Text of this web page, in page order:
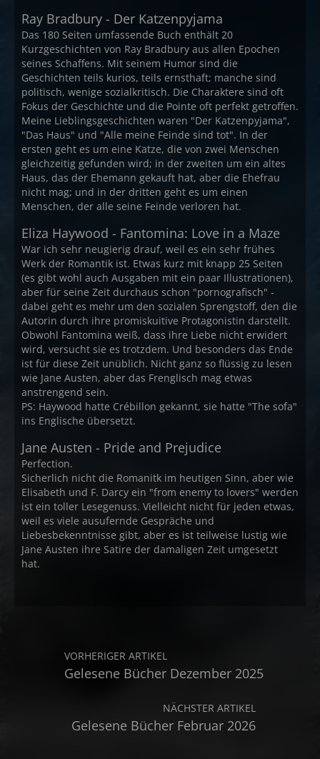
Ray Bradbury - Der Katzenpyjama
Das 180 Seiten umfassende Buch enthält 20
Kurzgeschichten von Ray Bradbury aus allen Epochen
seines Schaffens. Mit seinem Humor sind die
Geschichten teils kurios, teils ernsthaft; manche sind
politisch, wenige sozialkritisch. Die Charaktere sind oft
Fokus der Geschichte und die Pointe oft perfekt getroffen.
Meine Lieblingsgeschichten waren "Der Katzenpyjama",
"Das Haus" und "Alle meine Feinde sind tot". In der
ersten geht es um eine Katze, die von zwei Menschen
gleichzeitig gefunden wird; in der zweiten um ein altes
Haus, das der Ehemann gekauft hat, aber die Ehefrau
nicht mag; und in der dritten geht es um einen
Menschen, der alle seine Feinde verloren hat.
Eliza Haywood - Fantomina: Love in a Maze
War ich sehr neugierig drauf, weil es ein sehr frühes
Werk der Romantik ist. Etwas kurz mit knapp 25 Seiten
(es gibt wohl auch Ausgaben mit ein paar Illustrationen),
aber für seine Zeit durchaus schon "pornografisch" -
dabei geht es mehr um den sozialen Sprengstoff, den die
Autorin durch ihre promiskuitive Protagonistin darstellt.
Obwohl Fantomina weiß, dass ihre Liebe nicht erwidert
wird, versucht sie es trotzdem. Und besonders das Ende
ist für diese Zeit unüblich. Nicht ganz so flüssig zu lesen
wie Jane Austen, aber das Frenglisch mag etwas
anstrengend sein.
PS: Haywood hatte Crébillon gekannt, sie hatte "The sofa"
ins Englische übersetzt.
Jane Austen - Pride and Prejudice
Perfection.
Sicherlich nicht die Romanitk im heutigen Sinn, aber wie
Elisabeth und F. Darcy ein "from enemy to lovers" werden
ist ein toller Lesegenuss. Vielleicht nicht für jeden etwas,
weil es viele ausufernde Gespräche und
Liebesbekenntnisse gibt, aber es ist teilweise lustig wie
Jane Austen ihre Satire der damaligen Zeit umgesetzt
hat.
VORHERIGER ARTIKEL
Gelesene Bücher Dezember 2025
NÄCHSTER ARTIKEL
Gelesene Bücher Februar 2026